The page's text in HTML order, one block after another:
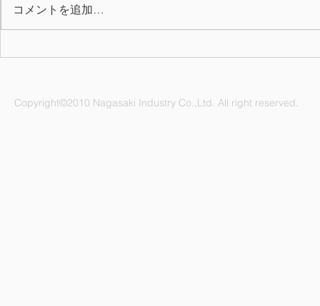
コメントを追加…
Copyright©2010 Nagasaki Industry Co.,Ltd. All right reserved.